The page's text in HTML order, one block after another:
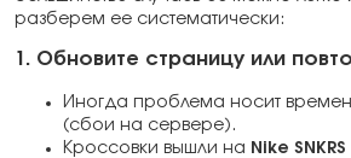
разберем ее систематически:
1. Обновите страницу или
Иногда проблема носит
(сбои на сервере).
Кроссовки вышли на Nike